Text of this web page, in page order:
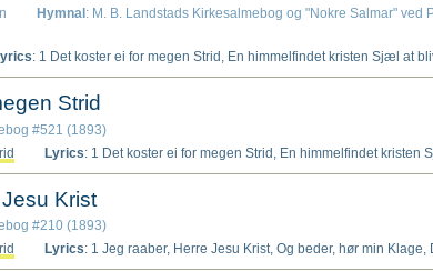
Hymnal: M. B. Landstads Kirkesalmebog og "Nokre Salmar" ved
: 1 Det koster ei for megen Strid, En himmelfindet kristen Sjæl at blive, Er vor Natur end ikke mild og blid, Naar den i Kristi Død sig hen skal give, Saa giver Gud den gudhengivne Aand Dog Overhaand, Dog Overhaand. 2 Gjør som et Barn, og læg dig ned I Jesu Skjød og hjertenshulde Arme, Han skal dig, som sit Barn, med Kjærlighed Da ved sit Frelser-Hjerte gjennemvarme, Mon det er svart, naar man er ham saa nær, At faa ham kjær? At faa ham kjær? 3 Gud intet Ondt dig gjøre vil, Men al din Ve den gjør din egen Vilje; Byd Gud dit arme, bange Hjerte til, Han skal det snart med Trøst og Glæde stille, Giv Gud din Vilje, at din Vilje snart! Saa er det klart, Saa er det klart. 4 Kast al din Frygt og Banghed hen; Hvi skal den meer dit arme Hjerte plage? Væk op dit Sind til Hjertens Fryd igjen! Hvo vilde her i Naadens Tid forsage? Siig: Fader, tag mit Hjertes Trængsel bort! Saa er det gjort, saa er det gjort. 5 Vær stille i Taalmodighed, Naar du din Faders Hjælp ei straks kan finde, Forser du dig, saa gak den Vei, du veed, Og lad dig straks i Jesu Blod forbinde, Saa er din Feil, og hvad du har forseet, Som aldrig skeet, som aldrig skeet. 6 I Troen hav en
Strid
#521 (1893)
Lyrics: 1 Det koster ei for megen Strid, En himmelfindet kristen Sjæl at blive, Er vor Natur end ikke mild og blid, Naar den i Kristi Død sig hen skal give, Saa giver Gud den gudhengivne Aand Dog Overhaand, Dog Overhaand. 2 Gjør som et Barn, og læg dig ned I Jesu Skjød og hjertenshulde Arme, Han skal dig, som sit Barn, med Kjærlighed Da ved sit Frelser-Hjerte gjennemvarme, Mon det er svart, naar man er ham saa nær, At faa ham kjær? At faa ham kjær? 3 Gud intet Ondt dig gjøre vil, Men al din Ve den gjør din egen Vilje; Byd Gud dit arme, bange Hjerte til, Han skal det snart med Trøst og Glæde stille, Giv Gud din Vilje, at din Vilje snart! Saa er det klart, Saa er det klart. 4 Kast al din Frygt og Banghed hen; Hvi skal den meer dit arme Hjerte plage? Væk op dit Sind til Hjertens Fryd igjen! Hvo vilde her i Naadens Tid forsage? Siig: Fader, tag mit Hjertes Trængsel bort! Saa er det gjort, saa er det gjort. 5 Vær stille i Taalmodighed, Naar du din Faders Hjælp ei straks kan finde, Forser du dig, saa gak den Vei, du veed, Og lad dig straks i Jesu Blod forbinde, Saa er din Feil, og hvad du
Krist
#210 (1893)
Lyrics: 1 Jeg raaber, Herre Jesu Krist, Og beder, hør min Klage, Den rette Tro den giv mig vist, At jeg skal ei forsage, Men stande fast, o Herre min, Det vilde du mig give, Her i Live Ved Aand og Naaden din Hart hos dit Ord at blive! 2 Jeg beder meer, o Herre Gud, Du kan saa vel det mage, Godt Haab mig giv til Enden ud I mine tunge Dage! At naar jeg gaar af Verden bort, Jeg trøster i min Vaade Paa din Naade, Ei paa, hvad jeg har gjort, Det er mig ingen Vaade. 3 Und mig og det, af Hjertens Grund I Kjærlighed at blive, Min Fiende elske allen Stund, Og hannem saa tilgive, Som du og selv har gjort mod mig, For Ondt ham Godt tilvende, Lade kjende Den Ven i Himmerig, Hvis Miskund ei har Ende! 4 Lad